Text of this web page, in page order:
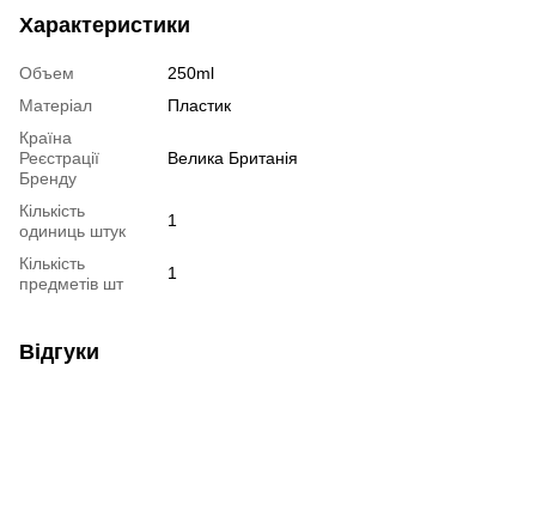
Характеристики
Объем
250ml
Матеріал
Пластик
Країна
Реєстрації
Бренду
Велика Британія
Кількість
одиниць штук
1
Кількість
предметів шт
1
Відгуки